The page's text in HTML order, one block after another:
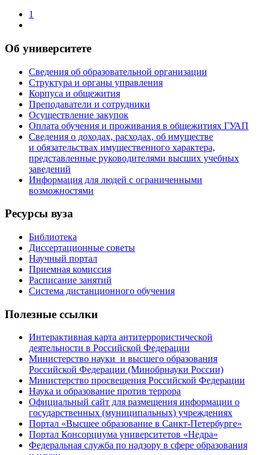
1
Об университете
Сведения об образовательной организации
Структура и органы управления
Корпуса и общежития
Преподаватели и сотрудники
Осуществление закупок
Оплата обучения и проживания в общежитиях ГУАП
Сведения о доходах, расходах, об имуществе
и обязательствах имущественного характера,
представленные руководителями высших учебных
заведений
Информация для людей с ограниченными
возможностями
Ресурсы вуза
Библиотека
Диссертационные советы
Научный портал
Приемная комиссия
Расписание занятий
Система дистанционного обучения
Полезные ссылки
Интерактивная карта антитеррористической
деятельности в Российской Федерации
Министерство науки и высшего образования
Российской Федерации (Минобрнауки России)
Министерство просвещения Российской Федерации
Наука и образование против террора
Официальный сайт для размещения информации о
государственных (муниципальных) учреждениях
Портал «Высшее образование в Санкт-Петербурге»
Портал Консорциума университетов «Недра»
Федеральная служба по надзору в сфере образования